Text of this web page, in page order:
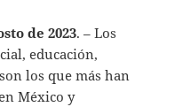
de 2023. – Los
educación,
los que más han
México y